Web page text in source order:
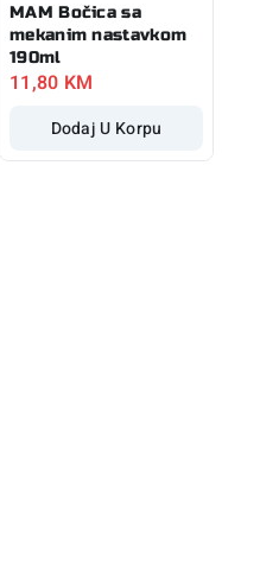
MAM Bočica sa
mekanim nastavkom
190ml
11,80 KM
Dodaj U Korpu